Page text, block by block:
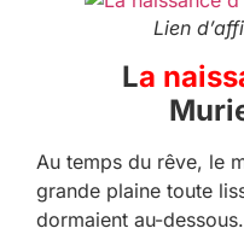
Lien
La
Au temps du rêve, le
grande plaine toute
dormaient au-